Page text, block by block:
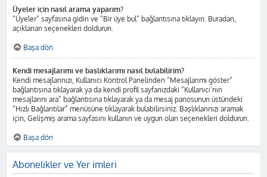
Üyeler için nasıl arama yaparım?
“Üyeler” sayfasına gidin ve “Bir üye bul” bağlantısına tıklayın. Buradan,
açıklanan seçenekleri doldurun.
Başa dön
Kendi mesajlarımı ve başlıklarımı nasıl bulabilirim?
Kendi mesajlarınızı, Kullanıcı Kontrol Panelinden “Mesajlarımı göster”
bağlantısına tıklayarak ya da kendi profil sayfanızdaki “Kullanıcı’nın
mesajlarını ara” bağlantısına tıklayarak ya da mesaj panosunun üstündeki
“Hızlı Bağlantılar” menüsüne tıklayarak bulabilirsiniz. Başlıklarınızı aramak
için, Gelişmiş arama sayfasını kullanın ve uygun olan seçenekleri doldurun.
Başa dön
Abonelikler ve Yer imleri